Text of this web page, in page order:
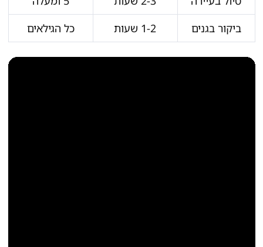
ביקור בגנים
1-2 שעות כל הגילאים